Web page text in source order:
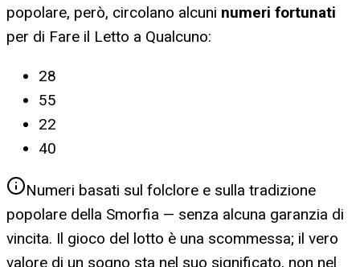
popolare, però, circolano alcuni numeri fortunati
per di Fare il Letto a Qualcuno:
28
55
22
40
Numeri basati sul folclore e sulla tradizione
popolare della Smorfia — senza alcuna garanzia di
vincita. Il gioco del lotto è una scommessa; il vero
valore di un sogno sta nel suo significato, non nel